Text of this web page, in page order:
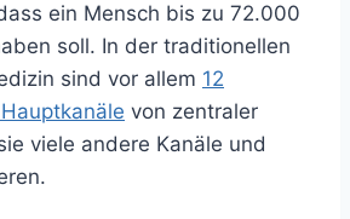
ein Mensch bis zu 72.000
soll. In der traditionellen
sind vor allem 12
von zentraler
viele andere Kanäle und